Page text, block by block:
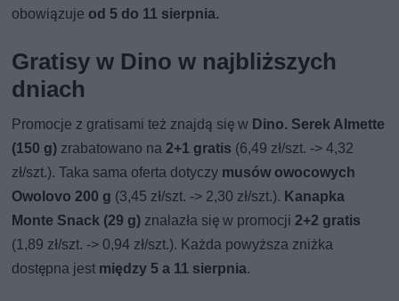
obowiązuje od 5 do 11 sierpnia.
Gratisy w Dino w najbliższych
dniach
Promocje z gratisami też znajdą się w Dino. Serek Almette
(150 g) zrabatowano na2+1 gratis (6,49 zł/szt. -> 4,32
zł/szt.). Taka sama oferta dotyczy musów owocowych
Owolovo 200 g (3,45 zł/szt. -> 2,30 zł/szt.). Kanapka
Monte Snack (29 g) znalazła się w promocji2+2 gratis
(1,89 zł/szt. -> 0,94 zł/szt.). Każda powyższa zniżka
dostępna jest między 5 a 11 sierpnia.